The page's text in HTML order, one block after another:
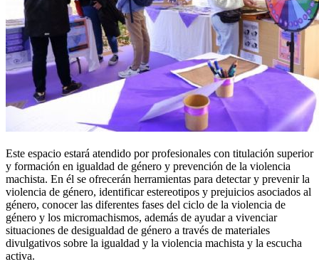
Este espacio estará atendido por profesionales con titulación superior
y formación en igualdad de género y prevención de la violencia
machista. En él se ofrecerán herramientas para detectar y prevenir la
violencia de género, identificar estereotipos y prejuicios asociados al
género, conocer las diferentes fases del ciclo de la violencia de
género y los micromachismos, además de ayudar a vivenciar
situaciones de desigualdad de género a través de materiales
divulgativos sobre la igualdad y la violencia machista y la escucha
activa.